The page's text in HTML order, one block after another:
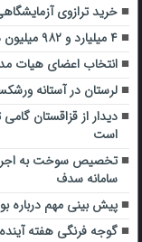
خرید ترازوی
۴ میلیارد و ۹۸۲ میلیون دلار ارزش مبادلات تجاری از گمرکات کردستان
انتخاب اعضای هیات
لرستان در آستانه
دیدار از قزاقستان
است
تخصیص سوخت به
سامانه سدف
پیش بینی مهم درباره
گوجه فرنگی هفته آینده